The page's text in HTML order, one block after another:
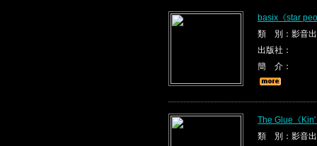
basix《star
類 別：影音
出版社：
簡 介：
The Glue《
類 別：影音